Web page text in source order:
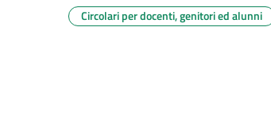
Circolari per docenti, genitori ed alunni